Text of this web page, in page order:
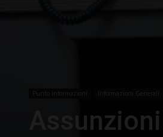
Punto Informazioni Informazioni Generali